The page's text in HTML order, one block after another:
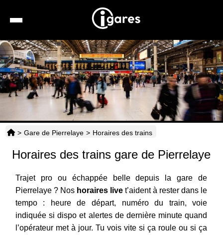
Recherche
Location de voiture
Hôtels
Horaires
> Gare de Pierrelaye > Horaires des trains
Horaires des trains gare de Pierrelaye
Trajet pro ou échappée belle depuis la gare de
Pierrelaye ? Nos horaires live t’aident à rester dans le
tempo : heure de départ, numéro du train, voie
indiquée si dispo et alertes de dernière minute quand
l’opérateur met à jour. Tu vois vite si ça roule ou si ça